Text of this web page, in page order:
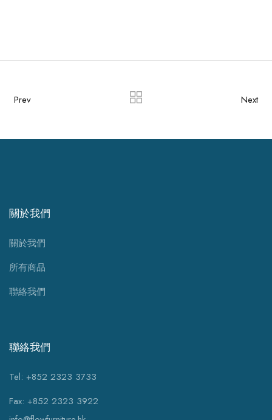
Prev Next
關於我們
關於我們
所有商品
聯絡我們
聯絡我們
Tel: +852 2323 3733
Fax: +852 2323 3922